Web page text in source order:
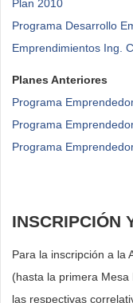
Plan 2010
Programa Desarrollo
Emprendimientos Ing.
Planes Anteriores
Programa
Programa
Programa
INSCRIPCIÓN
Para la inscripción a la
(hasta la primera
las respectivas